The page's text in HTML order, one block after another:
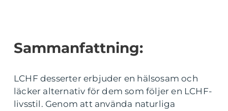
Sammanfattning:
LCHF desserter erbjuder en hälsosam och
läcker alternativ för dem som följer en LCHF-
livsstil. Genom att använda naturliga